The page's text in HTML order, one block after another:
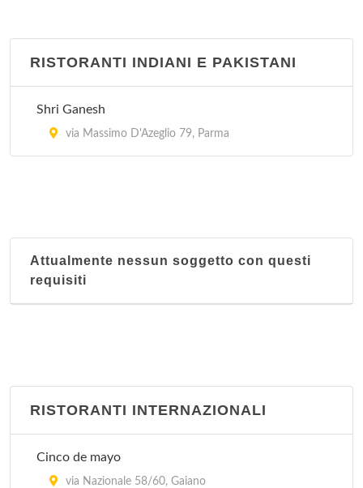
RISTORANTI INDIANI E PAKISTANI
Shri Ganesh
via Massimo D'Azeglio 79, Parma
Attualmente nessun soggetto con questi
requisiti
RISTORANTI INTERNAZIONALI
Cinco de mayo
via Nazionale 58/60, Gaiano